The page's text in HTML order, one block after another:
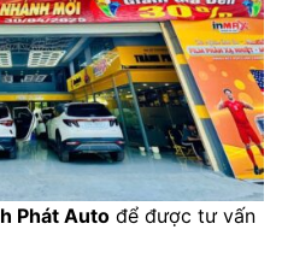
Phát Auto để được tư vấn